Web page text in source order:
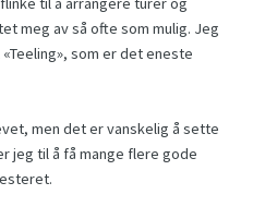
meg av så ofte som mulig. Jeg
som er det eneste
men det er vanskelig å sette
jeg til å få mange flere gode